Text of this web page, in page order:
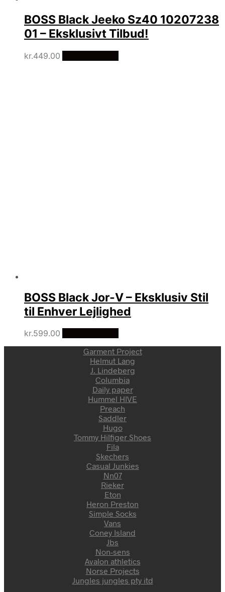
BOSS Black Jeeko Sz40 10207238
01 – Eksklusivt Tilbud!
kr.449.00
BOSS Black Jor-V – Eksklusiv Stil
til Enhver Lejlighed
kr.599.00
Garment Project
Helmut Lang
J. Lindeberg
Columbia
Daily paper
Hummel HIVE
Preach
Saddler
Hugo
Tommy Hilfiger Shoes
Fila
Skechers
Casual Junkies
Nn07
Rieker
Eton
Heron Preston
Simple Socks
Vans
Coney Island
Jbs
Non-sens
Avalon athletics
Norse Projects
Jungles jungles pty itd